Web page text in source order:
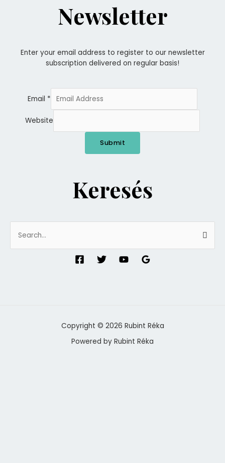
Newsletter
Enter your email address to register to our newsletter
subscription delivered on regular basis!
Email *
Website
Submit
Keresés
Search
Copyright © 2026 Rubint Réka
Powered by Rubint Réka